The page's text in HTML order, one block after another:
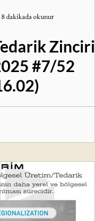
8 dakikada okunur
Zinciri
#7/52